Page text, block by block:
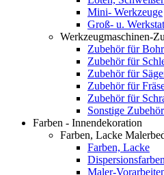
Mini- Werkzeuge
Groß- u.
Werkzeugmaschinen-
Zubehör für
Zubehör für
Zubehör für
Zubehör für
Zubehör für
Sonstige
Farben - Innendekoration
Farben, Lacke
Farben, Lacke
Dispersionsfarben
Maler-